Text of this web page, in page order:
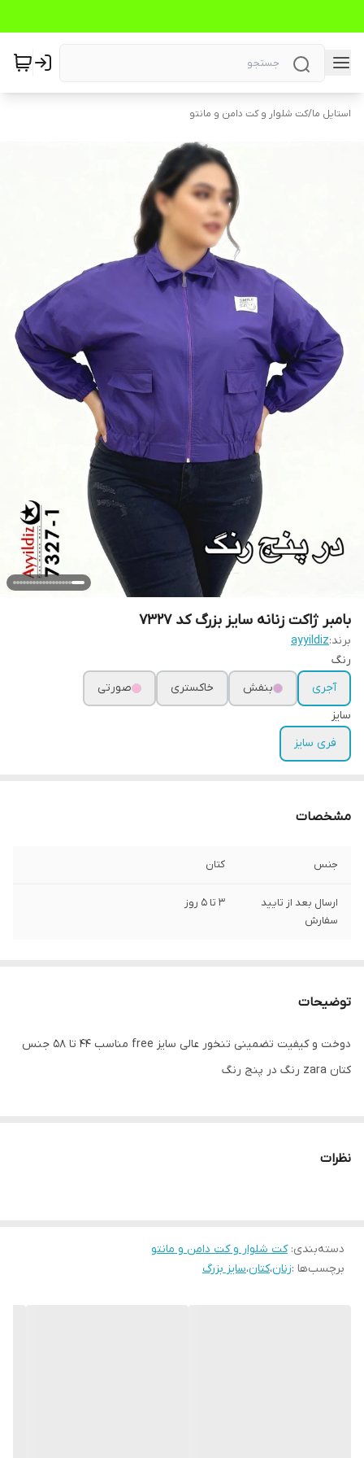
استایل ما/کت شلوار و کت دامن و مانتو
بامبر ژاکت زنانه سایز بزرگ کد 7327
برند:ayyildiz
رنگ
آجری
بنفش خاکستری
صورتی
سایز
فری سایز
مشخصات
جنس کتان
ارسال بعد از تایید
سفارش
3 تا 5 روز
توضیحات
دوخت و کیفیت تضمینی تنخور عالی سایز free مناسب ۴۴ تا ۵۸ جنس
کتان zara رنگ در پنج رنگ
نظرات
دسته‌بندی:کت شلوار و کت دامن و مانتو
برچسب‌ها :زنان،کتان،سایز بزرگ